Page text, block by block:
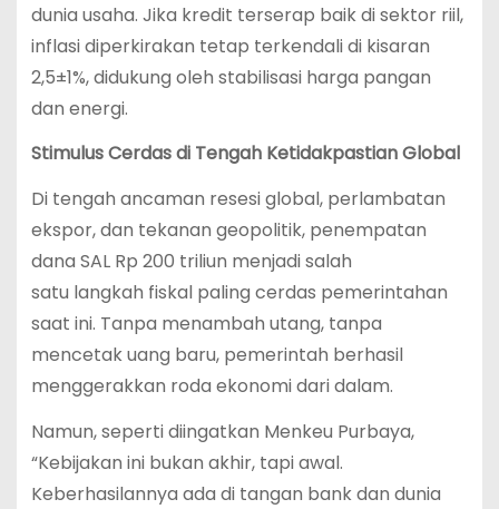
dunia usaha. Jika kredit terserap baik di sektor riil,
inflasi diperkirakan tetap terkendali di kisaran
2,5±1%, didukung oleh stabilisasi harga pangan
dan energi.
Stimulus Cerdas di Tengah Ketidakpastian Global
Di tengah ancaman resesi global, perlambatan
ekspor, dan tekanan geopolitik, penempatan
dana SAL Rp 200 triliun menjadi salah
satu langkah fiskal paling cerdas pemerintahan
saat ini. Tanpa menambah utang, tanpa
mencetak uang baru, pemerintah berhasil
menggerakkan roda ekonomi dari dalam.
Namun, seperti diingatkan Menkeu Purbaya,
“Kebijakan ini bukan akhir, tapi awal.
Keberhasilannya ada di tangan bank dan dunia